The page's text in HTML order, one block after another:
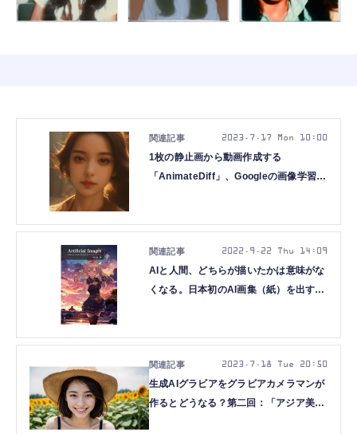
1枚の静止画から動画作成する
「AnimateDiff」、Googleの画像学習改
2023.7.17 Mon 10:00
AIと人間、どちらが描いたかは意味がな
くなる。日本初のAI画集（紙）を出すア
2022.9.22 Thu 14:09
生成AIグラビアをグラビアカメラマンが
作るとどうなる？第二回：「アジア美
2023.7.18 Tue 20:50